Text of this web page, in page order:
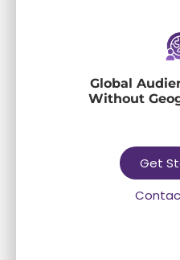
Global
Without
Get